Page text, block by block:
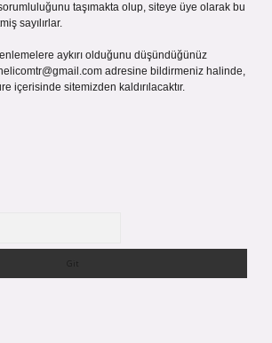
taşımakta olup, siteye üye olarak bu
sayılırlar.
aykırı olduğunu düşündüğünüz
adresine bildirmeniz halinde,
içerisinde sitemizden kaldırılacaktır.